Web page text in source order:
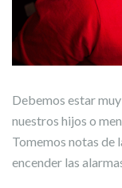
Debemos estar
nuestros hijos o
Tomemos notas de
encender las